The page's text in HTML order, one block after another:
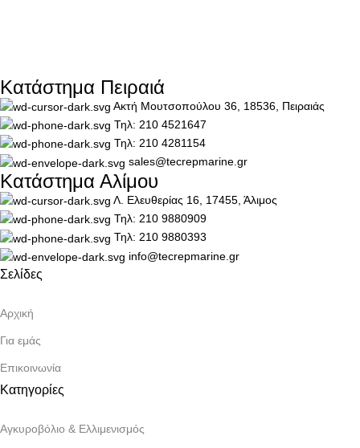
Κατάστημα Πειραιά
Ακτή Μουτσοπούλου 36, 18536, Πειραιάς
Τηλ: 210 4521647
Τηλ: 210 4281154
sales@tecrepmarine.gr
Κατάστημα Αλίμου
Λ. Ελευθερίας 16, 17455, Άλιμος
Τηλ: 210 9880909
Τηλ: 210 9880393
info@tecrepmarine.gr
Σελίδες
Αρχική
Για εμάς
Επικοινωνία
Κατηγορίες
Αγκυροβόλιο & Ελλιμενισμός